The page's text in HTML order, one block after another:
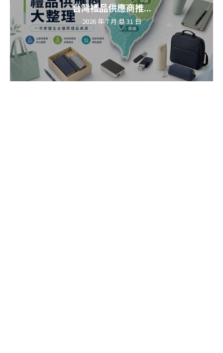
台灣禮品供應商推...
2026 年 7 月 月 31 日